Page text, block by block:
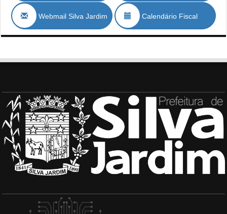
Webmail Silva Jardim Calendário Fiscal